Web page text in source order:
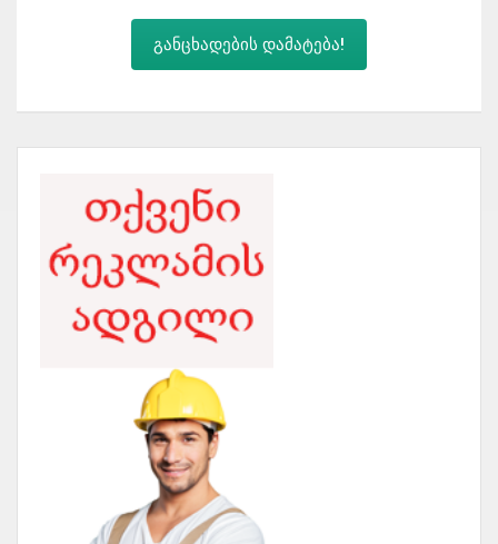
განცხადების დამატება!